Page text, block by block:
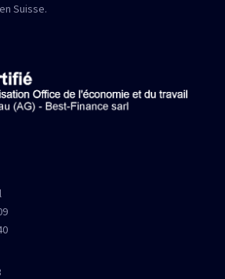
Suisse.